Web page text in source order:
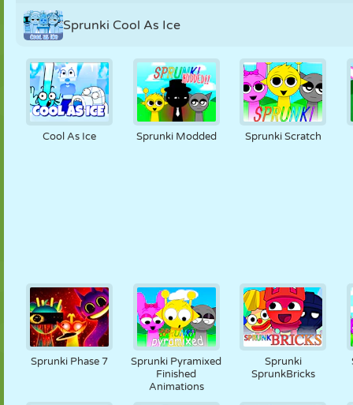
Sprunki Cool As Ice
Cool As Ice Sprunki Modded Sprunki Scratch
Sprunki Phase 7
Sprunki Pyramixed
Finished
Animations
Sprunki
SprunkBricks